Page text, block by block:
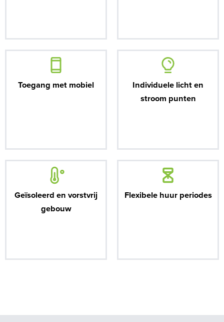
Toegang met mobiel
Individuele licht en
stroom punten
Geïsoleerd en vorstvrij
gebouw
Flexibele huur periodes